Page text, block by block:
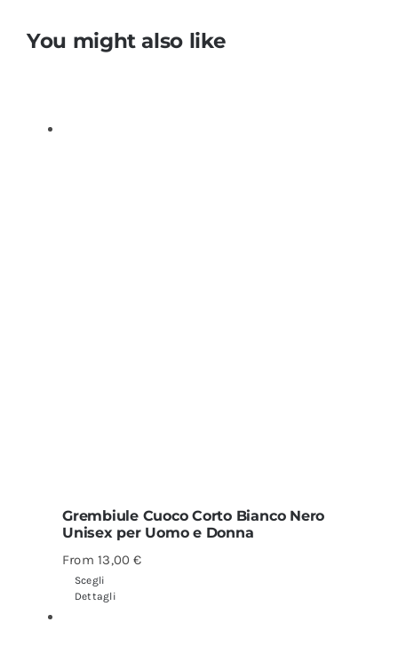
You might also like
Grembiule Cuoco Corto Bianco Nero
Unisex per Uomo e Donna
From13,00€
Scegli
Dettagli